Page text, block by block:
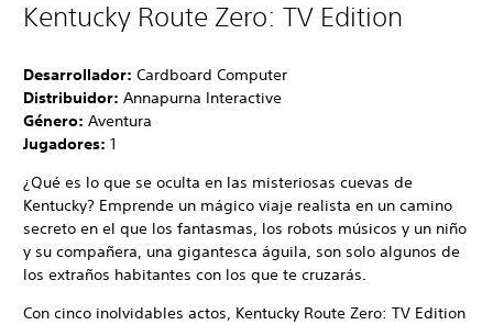
Kentucky Route Zero: TV Edition
Desarrollador: Cardboard Computer
Distribuidor: Annapurna Interactive
Género: Aventura
Jugadores: 1
¿Qué es lo que se oculta en las misteriosas cuevas de
Kentucky? Emprende un mágico viaje realista en un camino
secreto en el que los fantasmas, los robots músicos y un niño
y su compañera, una gigantesca águila, son solo algunos de
los extraños habitantes con los que te cruzarás.
Con cinco inolvidables actos, Kentucky Route Zero: TV Edition